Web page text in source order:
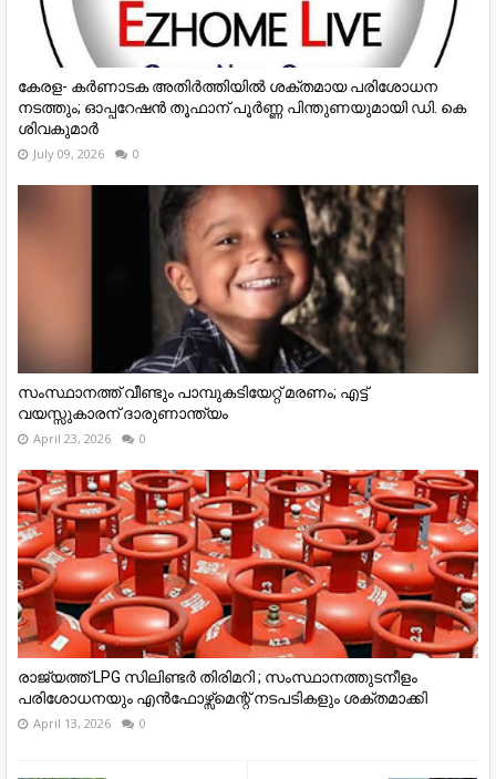
കേരള- കർണാടക അതിർത്തിയിൽ ശക്തമായ പരിശോധന
നടത്തും; ഓപ്പറേഷൻ തൂഫാന് പൂർണ്ണ പിന്തുണയുമായി ഡി. കെ
ശിവകുമാർ
July 09, 2026 0
സംസ്ഥാനത്ത് വീണ്ടും പാമ്പുകടിയേറ്റ് മരണം; എട്ട്
വയസ്സുകാരന് ദാരുണാന്ത്യം
April 23, 2026 0
രാജ്യത്ത് LPG സിലിണ്ടർ തിരിമറി ; സംസ്ഥാനത്തുടനീളം
പരിശോധനയും എൻഫോഴ്സ്മെന്റ് നടപടികളും ശക്തമാക്കി
April 13, 2026 0